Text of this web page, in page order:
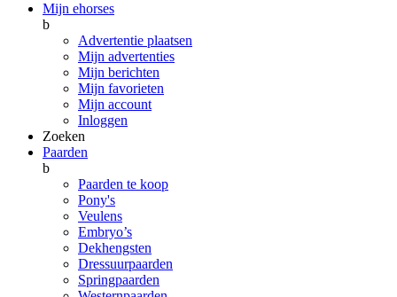
Mijn ehorses
b
Advertentie plaatsen
Mijn advertenties
Mijn berichten
Mijn favorieten
Mijn account
Inloggen
Zoeken
Paarden
b
Paarden te koop
Pony's
Veulens
Embryo’s
Dekhengsten
Dressuurpaarden
Springpaarden